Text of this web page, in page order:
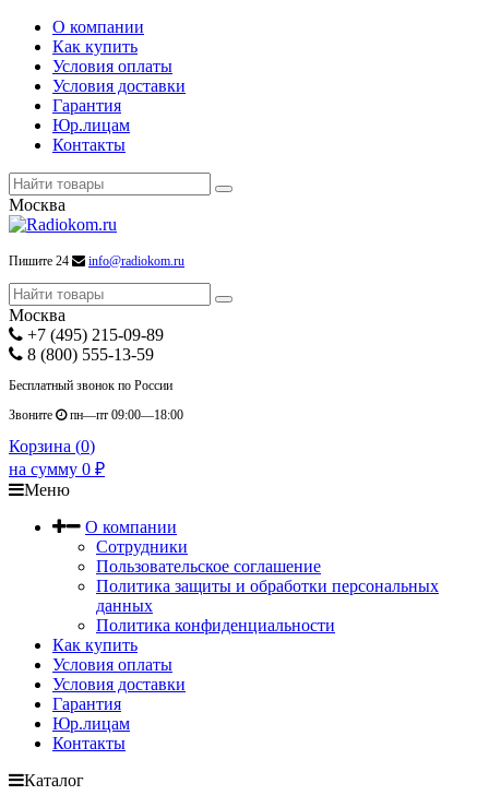
О компании
Как купить
Условия оплаты
Условия доставки
Гарантия
Юр.лицам
Контакты
Москва
Пишите 24 info@radiokom.ru
Москва
+7 (495) 215-09-89
8 (800) 555-13-59
Бесплатный звонок по России
Звоните
пн—пт 09:00—18:00
Корзина (0)
на сумму 0 ₽
Меню
О компании
Сотрудники
Пользовательское соглашение
Политика защиты и обработки персональных
данных
Политика конфиденциальности
Как купить
Условия оплаты
Условия доставки
Гарантия
Юр.лицам
Контакты
Каталог